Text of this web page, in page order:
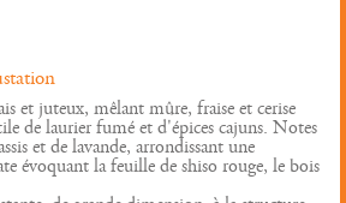
et juteux, mêlant mûre, fraise et cerise
de laurier fumé et d'épices cajuns. Notes
et de lavande, arrondissant une
évoquant la feuille de shiso rouge, le bois